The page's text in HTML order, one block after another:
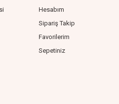
Hesabım
Sipariş Takip
Favorilerim
Sepetiniz